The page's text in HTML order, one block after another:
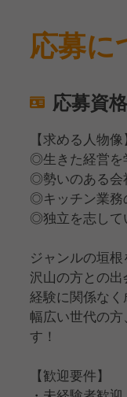
応募に
応募資格
【求める人物像
◎生きた経営を
◎勢いのある会
◎キッチン業務
◎独立を志して
ジャンルの垣根
沢山の方との出
経験に関係なく
幅広い世代の
す！
【歓迎要件】